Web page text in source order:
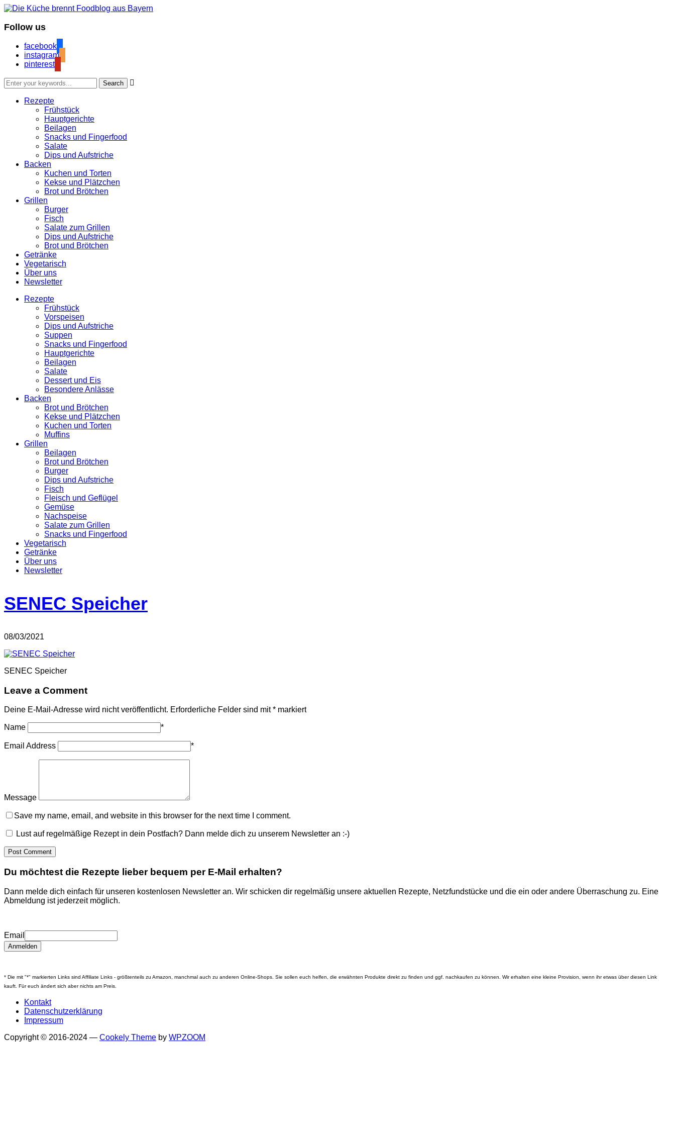
Follow us
facebook
instagram
pinterest

Rezepte
Frühstück
Hauptgerichte
Beilagen
Snacks und Fingerfood
Salate
Dips und Aufstriche
Backen
Kuchen und Torten
Kekse und Plätzchen
Brot und Brötchen
Grillen
Burger
Fisch
Salate zum Grillen
Dips und Aufstriche
Brot und Brötchen
Getränke
Vegetarisch
Über uns
Newsletter
Rezepte
Frühstück
Vorspeisen
Dips und Aufstriche
Suppen
Snacks und Fingerfood
Hauptgerichte
Beilagen
Salate
Dessert und Eis
Besondere Anlässe
Backen
Brot und Brötchen
Kekse und Plätzchen
Kuchen und Torten
Muffins
Grillen
Beilagen
Brot und Brötchen
Burger
Dips und Aufstriche
Fisch
Fleisch und Geflügel
Gemüse
Nachspeise
Salate zum Grillen
Snacks und Fingerfood
Vegetarisch
Getränke
Über uns
Newsletter
SENEC Speicher
08/03/2021
SENEC Speicher
Leave a Comment
Deine E-Mail-Adresse wird nicht veröffentlicht. Erforderliche Felder sind mit* markiert
Name *
Email Address *
Message
Save my name, email, and website in this browser for the next time I comment.
Lust auf regelmäßige Rezept in dein Postfach? Dann melde dich zu unserem Newsletter an :-)
Du möchtest die Rezepte lieber bequem per E-Mail erhalten?
Dann melde dich einfach für unseren kostenlosen Newsletter an. Wir schicken dir regelmäßig unsere aktuellen Rezepte, Netzfundstücke und die ein oder andere Überraschung zu. Eine
Abmeldung ist jederzeit möglich.
Email
* Die mit "*" markierten Links sind Affiliate Links - größtenteils zu Amazon, manchmal auch zu anderen Online-Shops. Sie sollen euch helfen, die erwähnten Produkte direkt zu finden und ggf. nachkaufen zu können. Wir erhalten eine kleine Provision, wenn ihr etwas über diesen Link
kauft. Für euch ändert sich aber nichts am Preis.
Kontakt
Datenschutzerklärung
Impressum
Copyright © 2016-2024 — Cookely Theme by WPZOOM